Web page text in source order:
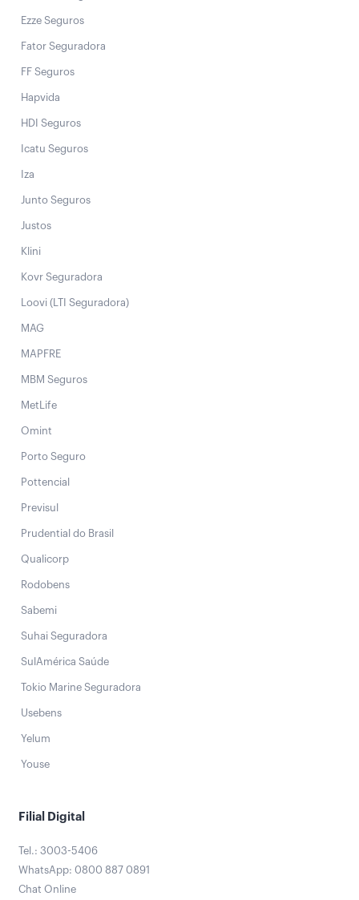
Ezze Seguros
Fator Seguradora
FF Seguros
Hapvida
HDI Seguros
Icatu Seguros
Iza
Junto Seguros
Justos
Klini
Kovr Seguradora
Loovi (LTI Seguradora)
MAG
MAPFRE
MBM Seguros
MetLife
Omint
Porto Seguro
Pottencial
Previsul
Prudential do Brasil
Qualicorp
Rodobens
Sabemi
Suhai Seguradora
SulAmérica Saúde
Tokio Marine Seguradora
Usebens
Yelum
Youse
Filial Digital
Tel.: 3003-5406
WhatsApp: 0800 887 0891
Chat Online